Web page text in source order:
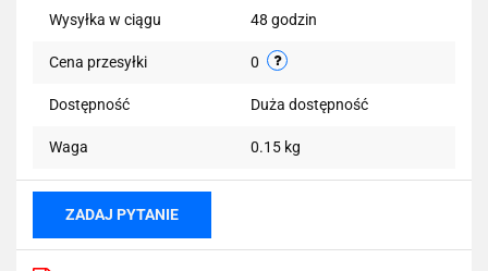
Wysyłka w ciągu 48 godzin
Cena przesyłki 0
Dostępność Duża dostępność
Waga 0.15 kg
ZADAJ PYTANIE